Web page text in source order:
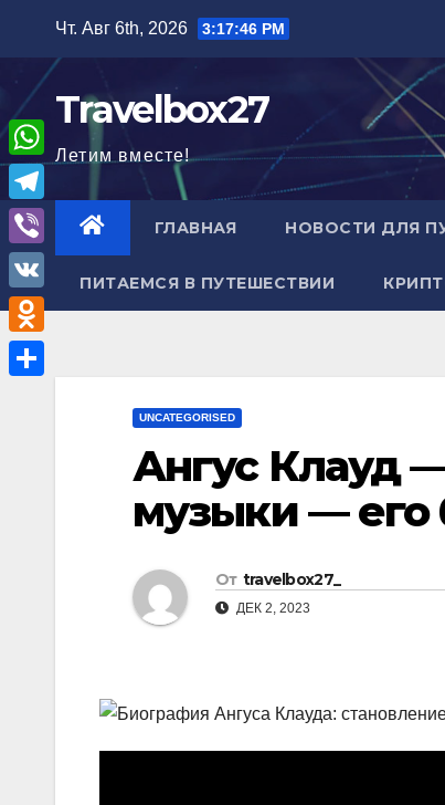
содержимому
Чт. Авг 6th, 2026 3:17:47 PM
Travelbox27
Летим вместе!
ГЛАВНАЯ НОВОСТИ ДЛЯ
ПИТАЕМСЯ В ПУТЕШЕСТВИИ
UNCATEGORISED
Ангус Клауд
музыки — его
От travelbox27_
ДЕК 2, 2023
W
h
a
A
T
e
l
e
g
V
i
b
e
V
K
O